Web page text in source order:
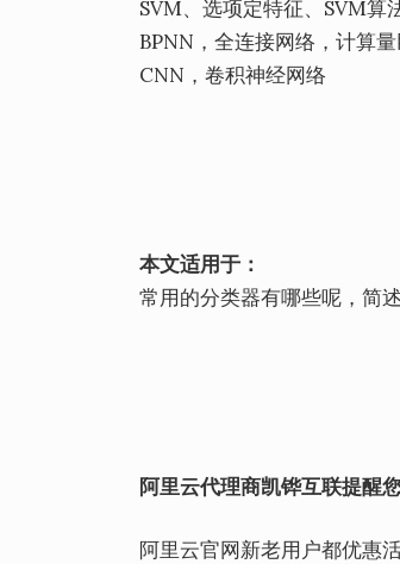
SVM、选项定特征、SVM算
BPNN，全连接网络，计算
CNN，卷积神经网络
本文适用于：
常用的分类器有哪些呢，简
阿里云代理商凯铧互联提醒
阿里云官网新老用户都优惠